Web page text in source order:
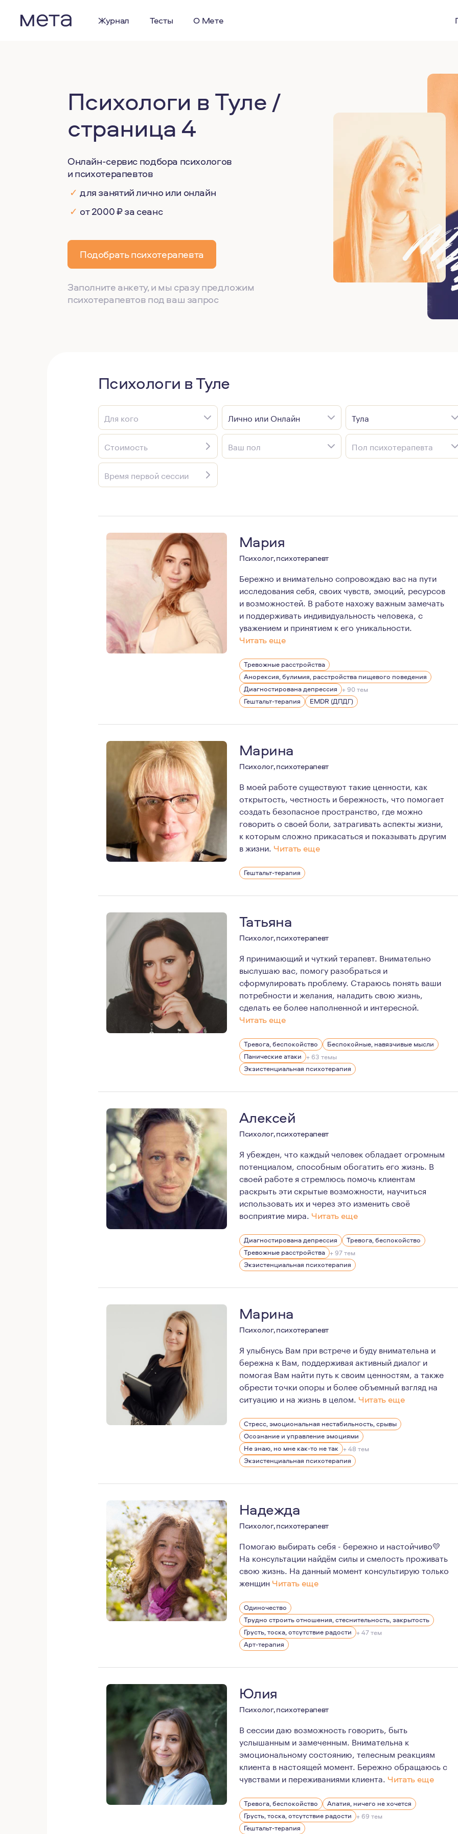
Журнал Тесты О Мете
Психологи в Туле /
страница 4
Онлайн-сервис подбора психологов
и психотерапевтов
✓ для занятий лично или онлайн
✓ от 2000 ₽ за сеанс
Подобрать психотерапевта
Заполните анкету, и мы сразу предложим
психотерапевтов под ваш запрос
Психологи в Туле
Для кого Лично или Онлайн Тула
Стоимость Ваш пол Пол психотерапевта
Время первой сессии
Мария
Психолог, психотерапевт
Бережно и внимательно сопровождаю вас на пути
исследования себя, своих чувств, эмоций, ресурсов
и возможностей. В работе нахожу важным замечать
и поддерживать индивидуальность человека, с
уважением и принятием к его уникальности.
Читать еще
Мне повезло получить опыт проживания в других
И сейчас, спустя много часов личной терапии, и
потому что терапия - это уникальное пространство,
Чувствую себя на своем месте, при этом, сохраняя
Тревожные расстройства
Анорексия, булимия, расстройства пищевого поведения
Диагностирована депрессия + 90 тем
Гештальт-терапия
EMDR (ДПДГ)
Марина
Психолог, психотерапевт
В моей работе существуют такие ценности, как
открытость, честность и бережность, что помогает
создать безопасное пространство, где можно
говорить о своей боли, затрагивать аспекты жизни,
к которым сложно прикасаться и показывать другим
в жизни. Читать еще
По первому образованию я музыкант, решение стать
Гештальт-терапия
Татьяна
Психолог, психотерапевт
Я принимающий и чуткий терапевт. Внимательно
выслушаю вас, помогу разобраться и
сформулировать проблему. Стараюсь понять ваши
потребности и желания, наладить свою жизнь,
сделать ее более наполненной и интересной.
Читать еще
Я гуманистичный психолог с богатым жизненным и
Тревога, беспокойство
Беспокойные, навязчивые мысли
Панические атаки + 63 темы
Экзистенциальная психотерапия
Алексей
Психолог, психотерапевт
Я убежден, что каждый человек обладает огромным
потенциалом, способным обогатить его жизнь. В
своей работе я стремлюсь помочь клиентам
раскрыть эти скрытые возможности, научиться
использовать их и через это изменить своё
восприятие мира. Читать еще
Как психолог и психотерапевт, я вижу свою задачу
Несколько лет работаю волонтером и активистом
"death cafe" - тут можно посмотреть мое интервью
Диагностирована депрессия
Тревога, беспокойство
Тревожные расстройства + 97 тем
Экзистенциальная психотерапия
Марина
Психолог, психотерапевт
Я улыбнусь Вам при встрече и буду внимательна и
бережна к Вам, поддерживая активный диалог и
помогая Вам найти путь к своим ценностям, а также
обрести точки опоры и более объемный взгляд на
ситуацию и на жизнь в целом. Читать еще
Окружающие люди характеризуют меня как
Участвую в разных социальных проектах, выступаю
Стресс, эмоциональная нестабильность, срывы
Осознание и управление эмоциями
Не знаю, но мне как-то не так + 48 тем
Экзистенциальная психотерапия
Надежда
Психолог, психотерапевт
Помогаю выбирать себя - бережно и настойчиво💛
На консультации найдём силы и смелость проживать
свою жизнь. На данный момент консультирую только
женщин Читать еще
За несколько лет, благодаря обучению на курсе по
Сейчас после консультаций с клиентами я радуюсь,
Я знаю, как не просто себя чувствовать, когда нет
Одиночество
Трудно строить отношения, стеснительность, закрытость
Грусть, тоска, отсутствие радости + 47 тем
Арт-терапия
Юлия
Психолог, психотерапевт
В сессии даю возможность говорить, быть
услышанным и замеченным. Внимательна к
эмоциональному состоянию, телесным реакциям
клиента в настоящей момент. Бережно обращаюсь с
чувствами и переживаниями клиента. Читать еще
Выбор профессии мною произошел благодаря
Психотерапия стала для меня откровением в
Тревога, беспокойство
Апатия, ничего не хочется
Грусть, тоска, отсутствие радости + 69 тем
Гештальт-терапия